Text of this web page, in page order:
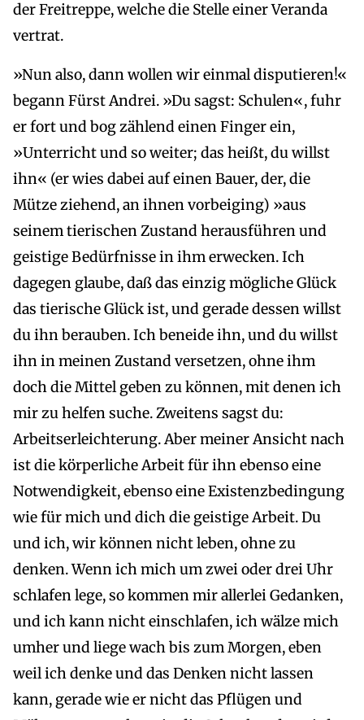
der Freitreppe, welche die Stelle einer Veranda
vertrat.
»Nun also, dann wollen wir einmal disputieren!«
begann Fürst Andrei. »Du sagst: Schulen«, fuhr
er fort und bog zählend einen Finger ein,
»Unterricht und so weiter; das heißt, du willst
ihn« (er wies dabei auf einen Bauer, der, die
Mütze ziehend, an ihnen vorbeiging) »aus
seinem tierischen Zustand herausführen und
geistige Bedürfnisse in ihm erwecken. Ich
dagegen glaube, daß das einzig mögliche Glück
das tierische Glück ist, und gerade dessen willst
du ihn berauben. Ich beneide ihn, und du willst
ihn in meinen Zustand versetzen, ohne ihm
doch die Mittel geben zu können, mit denen ich
mir zu helfen suche. Zweitens sagst du:
Arbeitserleichterung. Aber meiner Ansicht nach
ist die körperliche Arbeit für ihn ebenso eine
Notwendigkeit, ebenso eine Existenzbedingung
wie für mich und dich die geistige Arbeit. Du
und ich, wir können nicht leben, ohne zu
denken. Wenn ich mich um zwei oder drei Uhr
schlafen lege, so kommen mir allerlei Gedanken,
und ich kann nicht einschlafen, ich wälze mich
umher und liege wach bis zum Morgen, eben
weil ich denke und das Denken nicht lassen
kann, gerade wie er nicht das Pflügen und